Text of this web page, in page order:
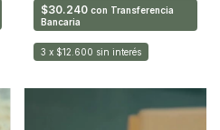
$30.240 con Transferencia
Bancaria
3 x $12.600 sin interés